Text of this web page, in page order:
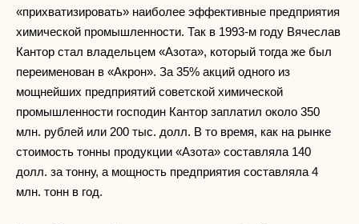
«прихватизировать» наиболее эффективные предприятия
химической промышленности. Так в 1993-м году Вячеслав
Кантор стал владельцем «Азота», который тогда же был
переименован в «Акрон». За 35% акций одного из
мощнейших предприятий советской химической
промышленности господин Кантор заплатил около 350
млн. рублей или 200 тыс. долл. В то время, как на рынке
стоимость тонны продукции «Азота» составляла 140
долл. за тонну, а мощность предприятия составляла 4
млн. тонн в год.